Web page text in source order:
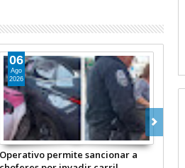
Ecatepec inicia Cruzada para
04
Ago
2026